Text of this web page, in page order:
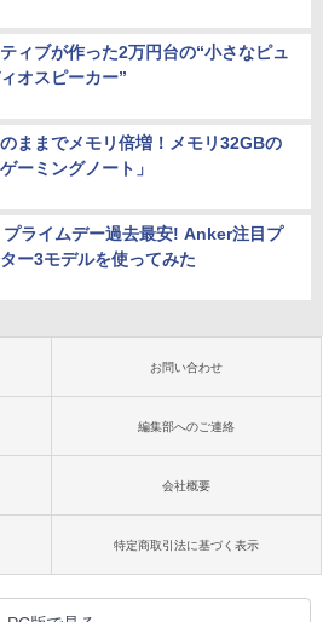
ィブが作った2万円台の“小さなピュ
オスピーカー”
ままでメモリ倍増！メモリ32GBの
ーミングノート」
ライムデー過去最安! Anker注目プ
ー3モデルを使ってみた
お問い合わせ
編集部へのご連絡
会社概要
特定商取引法に基づく表示